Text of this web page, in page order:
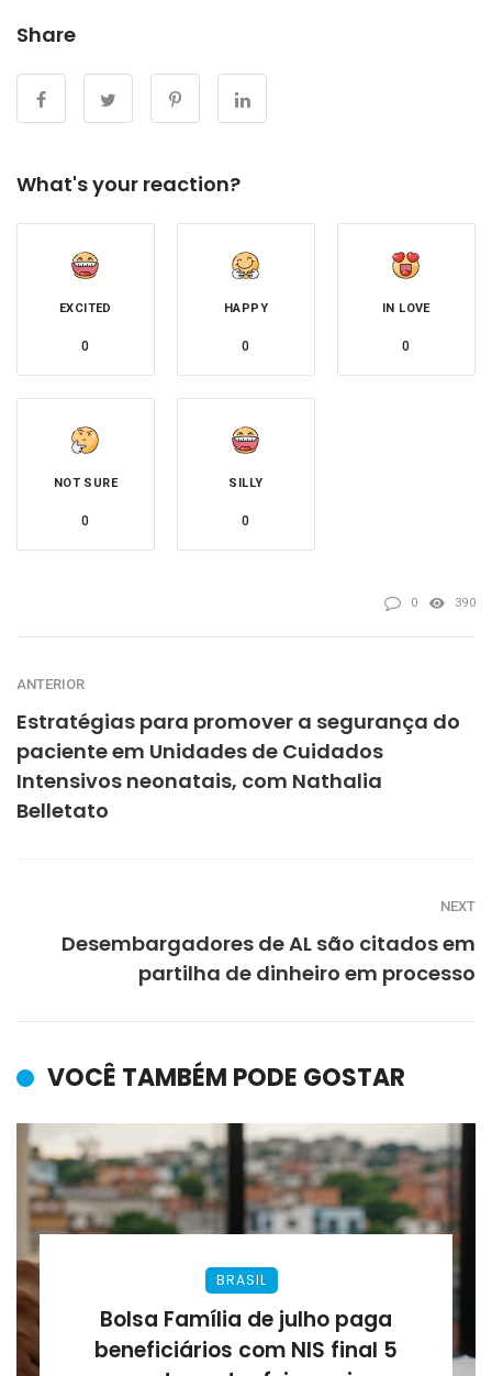
Share
What's your reaction?
EXCITED
0
HAPPY
0
IN LOVE
0
NOT SURE
0
SILLY
0
0 390
ANTERIOR
Estratégias para promover a segurança do
paciente em Unidades de Cuidados
Intensivos neonatais, com Nathalia
Belletato
NEXT
Desembargadores de AL são citados em
partilha de dinheiro em processo
VOCÊ TAMBÉM PODE GOSTAR
BRASIL
Bolsa Família de julho paga
beneficiários com NIS final 5